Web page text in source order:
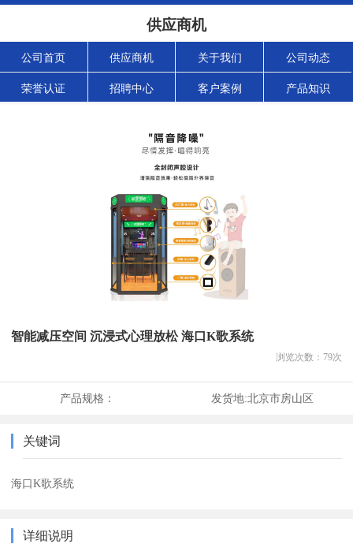
供应商机
公司首页 供应商机 关于我们 公司动态
荣誉认证 招聘中心 客户案例 产品知识
智能减压空间 沉浸式心理放松 海口K歌系统
浏览次数： 79次
产品规格： 发货地:北京市房山区
关键词
海口K歌系统
详细说明